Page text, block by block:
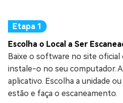
Escolha o Local a Ser
Baixe o software no site oficial
instale-o no seu computador.
aplicativo. Escolha a unidade
estão e faça o escaneamento.